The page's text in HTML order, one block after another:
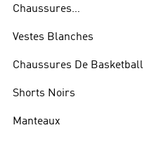
Chaussures
Vestes Blanches
Chaussures De Basketball
Shorts Noirs
Manteaux